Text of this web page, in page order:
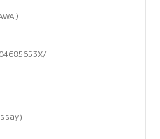
）